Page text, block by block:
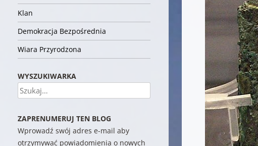
Klan
Demokracja Bezpośrednia
Wiara Przyrodzona
WYSZUKIWARKA
Szukaj
ZAPRENUMERUJ TEN BLOG
Wprowadź swój adres e-mail aby
otrzymywać powiadomienia o nowych